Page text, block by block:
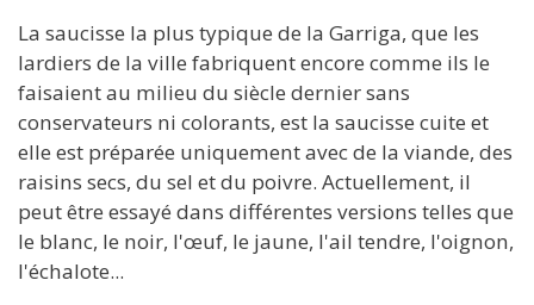
La saucisse la plus typique de la Garriga, que les
lardiers de la ville fabriquent encore comme ils le
faisaient au milieu du siècle dernier sans
conservateurs ni colorants, est la saucisse cuite et
elle est préparée uniquement avec de la viande, des
raisins secs, du sel et du poivre. Actuellement, il
peut être essayé dans différentes versions telles que
le blanc, le noir, l'œuf, le jaune, l'ail tendre, l'oignon,
l'échalote...